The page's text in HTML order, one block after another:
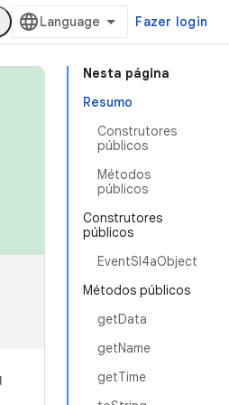
Fazer login
Nesta página
Resumo
Construtores
públicos
Métodos
públicos
Construtores
públicos
EventSl4aObject
Métodos públicos
getData
getName
getTime